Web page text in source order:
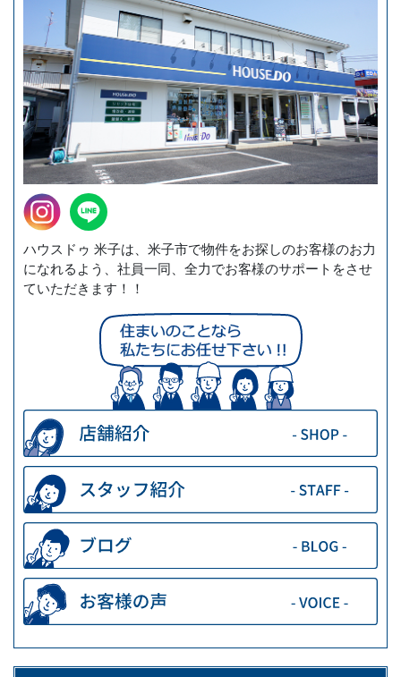
ハウスドゥ 米子は、米子市で物件をお探しのお客様のお力
になれるよう、社員一同、全力でお客様のサポートをさせ
ていただきます！！